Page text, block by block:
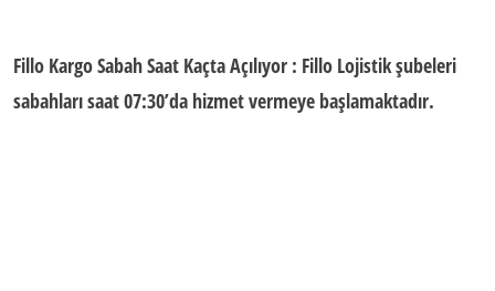
Fillo Kargo Sabah Saat Kaçta Açılıyor : Fillo Lojistik şubeleri
sabahları saat 07:30’da hizmet vermeye başlamaktadır.